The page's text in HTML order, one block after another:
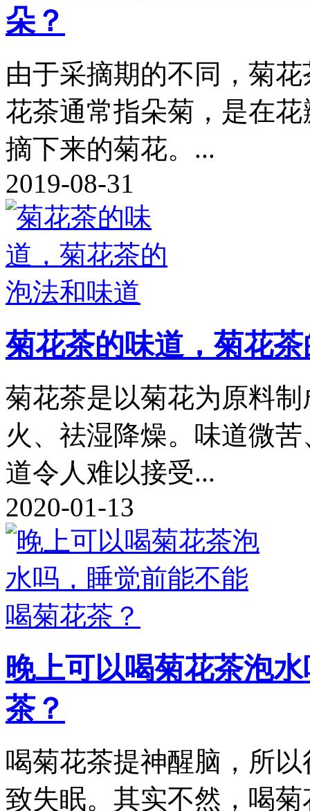
朵？
由于采摘期的不同，菊
花茶通常指朵菊，是在
摘下来的菊花。...
2019-08-31
菊花茶的味道，菊花
菊花茶是以菊花为原料
火、祛湿降燥。味道微
道令人难以接受...
2020-01-13
晚上可以喝菊花茶泡
茶？
喝菊花茶提神醒脑，所
致失眠。其实不然，喝